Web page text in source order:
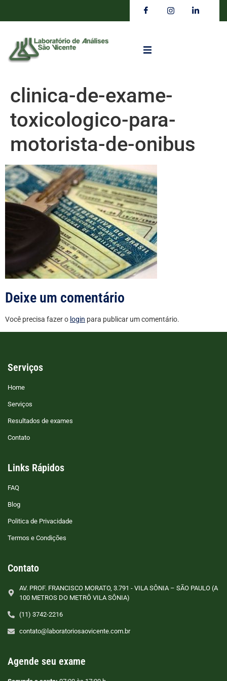
clinica-de-exame-
toxicologico-para-
motorista-de-onibus
Deixe um comentário
Você precisa fazer o login para publicar um comentário.
Serviços
Home
Serviços
Resultados de exames
Contato
Links Rápidos
FAQ
Blog
Politica de Privacidade
Termos e Condições
Contato
AV. PROF. FRANCISCO MORATO, 3.791 - VILA SÔNIA – SÃO PAULO (A
100 METROS DO METRÔ VILA SÔNIA)
(11) 3742-2216
contato@laboratoriosaovicente.com.br
Agende seu exame